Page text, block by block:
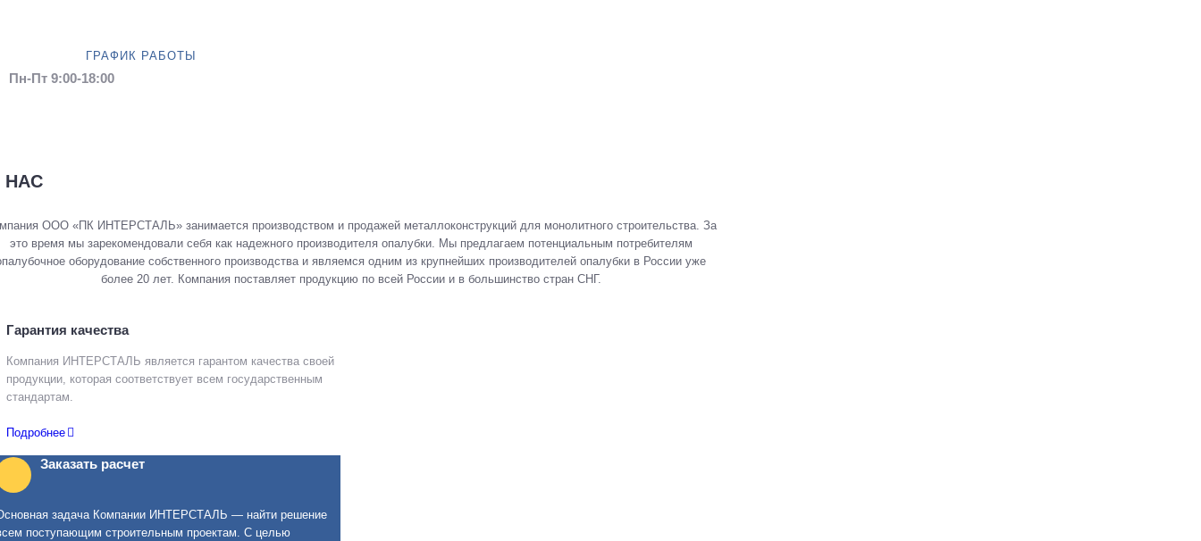
ГРАФИК РАБОТЫ
Пн-Пт 9:00-18:00
НАС
ООО «ПК ИНТЕРСТАЛЬ» занимается производством и продажей металлоконструкций для монолитного строительства. За
это время мы зарекомендовали себя как надежного производителя опалубки. Мы предлагаем потенциальным потребителям
оборудование собственного производства и являемся одним из крупнейших производителей опалубки в России уже
более 20 лет. Компания поставляет продукцию по всей России и в большинство стран СНГ.
Гарантия качества
Компания ИНТЕРСТАЛЬ является гарантом качества своей
продукции, которая соответствует всем государственным
стандартам.
Подробнее
Заказать расчет
задача Компании ИНТЕРСТАЛЬ — найти решение
поступающим строительным проектам. С целью